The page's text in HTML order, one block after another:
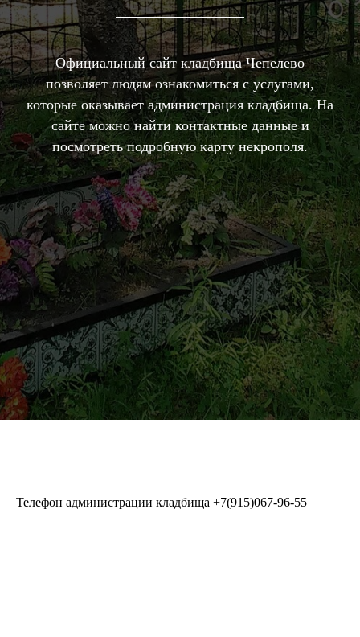
Официальный сайт кладбища Чепелево
позволяет людям ознакомиться с услугами,
которые оказывает администрация кладбища. На
сайте можно найти контактные данные и
посмотреть подробную карту некрополя.
Телефон администрации кладбища +7(915)067-96-55